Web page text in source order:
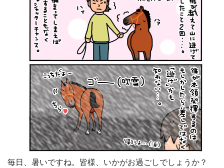
毎日、暑いですね。皆様、いかがお過ごしでしょうか？